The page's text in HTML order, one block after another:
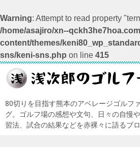
Warning: Attempt to read property
/home/asajiro/xn--
content/themes/
sns/keni-sns.php on line 415
80切りを目指す熊本のアベレージゴルフ
グ。ゴルフ場の感想や文句、日々の自慢
習法、試合の結果などを赤裸々に語るブロ